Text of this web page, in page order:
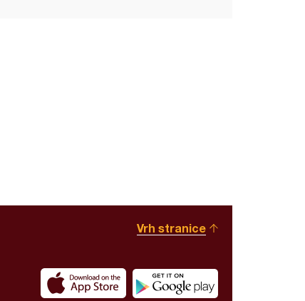
Vrh stranice